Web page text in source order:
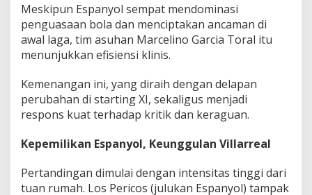
Meskipun Espanyol sempat mendominasi
penguasaan bola dan menciptakan ancaman di
awal laga, tim asuhan Marcelino Garcia Toral itu
menunjukkan efisiensi klinis.
Kemenangan ini, yang diraih dengan delapan
perubahan di starting XI, sekaligus menjadi
respons kuat terhadap kritik dan keraguan.
Kepemilikan Espanyol, Keunggulan Villarreal
Pertandingan dimulai dengan intensitas tinggi dari
tuan rumah. Los Pericos (julukan Espanyol) tampak